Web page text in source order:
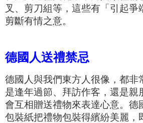
叉、剪刀組等，這些有「引起爭
剪斷有情之意。
德國人送禮禁忌
德國人與我們東方人很像，都非
是逢年過節、拜訪作客，還是親
會互相贈送禮物來表達心意。 德
包裝紙把禮物包裝得繽紛美麗，